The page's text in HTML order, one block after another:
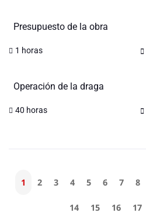
Presupuesto de la obra
1 horas
Operación de la draga
40 horas
1 2 3 4 5 6 7 8
14 15 16 17